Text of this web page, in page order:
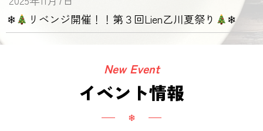
❄
リベンジ開催！！第３回Lien乙川夏祭り ❄
New Event
イベント情報